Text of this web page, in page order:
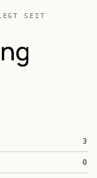
SEIT
3
0